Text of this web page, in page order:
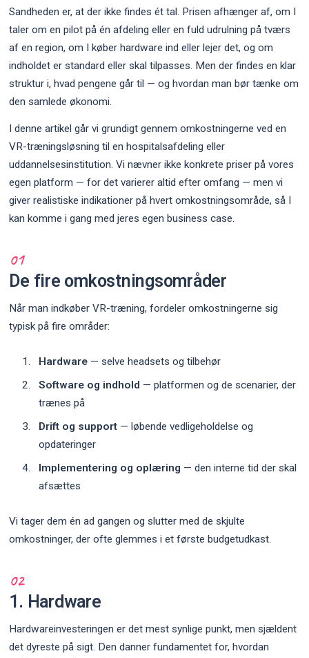
Sandheden er, at der ikke findes ét tal. Prisen afhænger af, om I
taler om en pilot på én afdeling eller en fuld udrulning på tværs
af en region, om I køber hardware ind eller lejer det, og om
indholdet er standard eller skal tilpasses. Men der findes en klar
struktur i, hvad pengene går til — og hvordan man bør tænke om
den samlede økonomi.
I denne artikel går vi grundigt gennem omkostningerne ved en
VR-træningsløsning til en hospitalsafdeling eller
uddannelsesinstitution. Vi nævner ikke konkrete priser på vores
egen platform — for det varierer altid efter omfang — men vi
giver realistiske indikationer på hvert omkostningsområde, så I
kan komme i gang med jeres egen business case.
De fire omkostningsområder
Når man indkøber VR-træning, fordeler omkostningerne sig
typisk på fire områder:
Hardware — selve headsets og tilbehør
Software og indhold — platformen og de scenarier, der
trænes på
Drift og support — løbende vedligeholdelse og
opdateringer
Implementering og oplæring — den interne tid der skal
afsættes
Vi tager dem én ad gangen og slutter med de skjulte
omkostninger, der ofte glemmes i et første budgetudkast.
1. Hardware
Hardwareinvesteringen er det mest synlige punkt, men sjældent
det dyreste på sigt. Den danner fundamentet for, hvordan